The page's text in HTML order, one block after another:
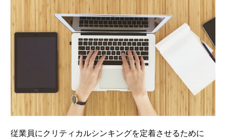
従業員にクリティカルシンキングを定着させるために